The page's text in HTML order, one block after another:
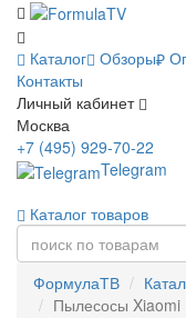
Каталог Обзоры
Контакты
Личный кабинет
Москва
+7 (495) 929-70-22
Telegram
Каталог товаров
ФормулаТВ
Пылесосы Xiaomi